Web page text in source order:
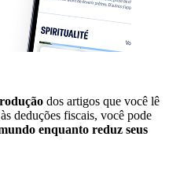
dos artigos que você lê
deduções fiscais, você pode
enquanto reduz seus